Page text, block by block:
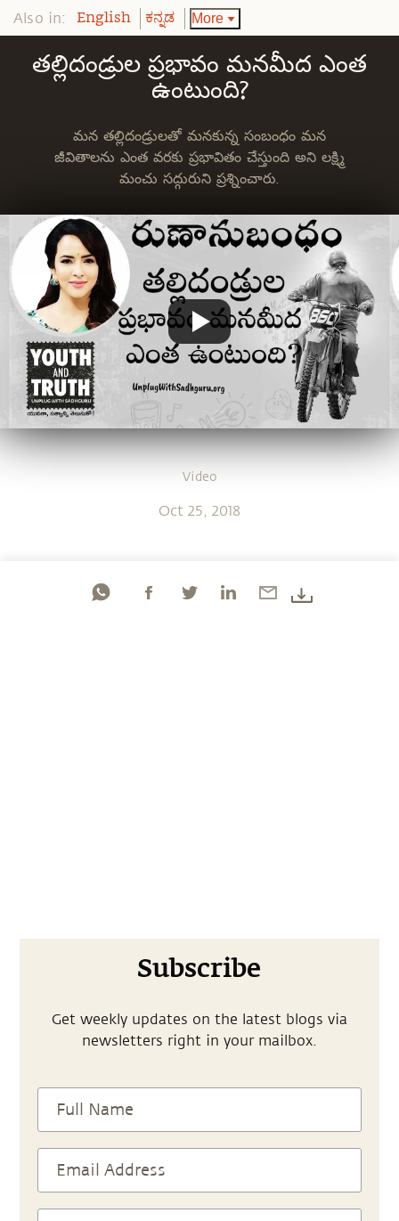
Also in: English ಕನ್ನಡ More
తల్లిదండ్రుల ప్రభావం మనమీద ఎంత
ఉంటుంది?
మన తల్లిదండ్రులతో మనకున్న సంబంధం మన
జీవితాలను ఎంత వరకు ప్రభావితం చేస్తుంది అని లక్ష్మి
మంచు సద్గురుని ప్రశ్నించారు.
Video
Oct 25, 2018
Subscribe
Get weekly updates on the latest blogs via
newsletters right in your mailbox.